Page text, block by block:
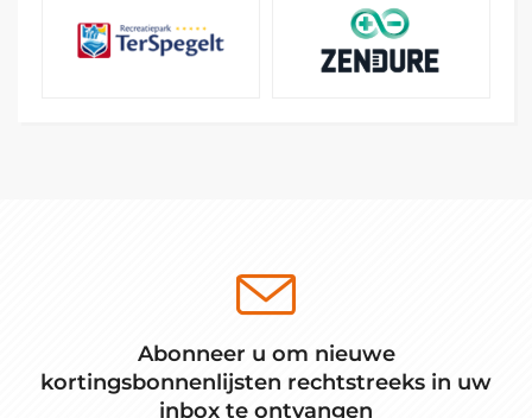
Abonneer u om nieuwe
kortingsbonnenlijsten rechtstreeks in uw
inbox te ontvangen